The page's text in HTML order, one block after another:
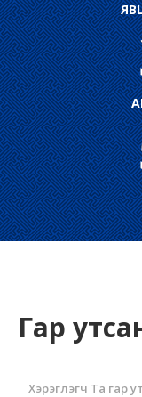
Гар
Хэрэглэгч Та гар